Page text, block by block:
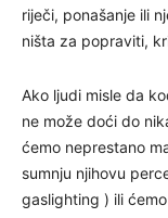
riječi, ponašanje ili
ništa za popraviti,
Ako ljudi misle da
ne može doći do
ćemo neprestano
sumnju njihovu
gaslighting ) ili